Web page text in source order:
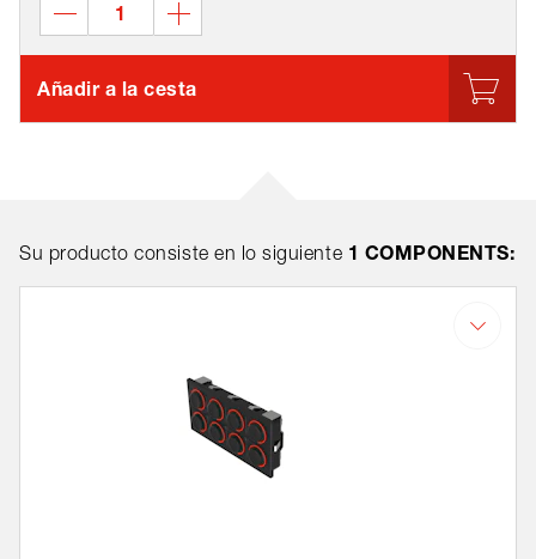
Añadir a la cesta
Su producto consiste en lo siguiente 1 COMPONENTS: